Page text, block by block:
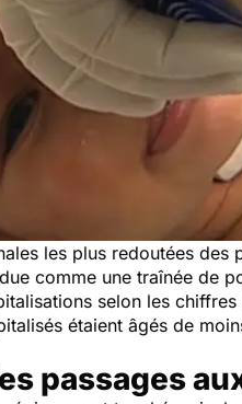
les plus redoutées des
comme une traînée de
selon les
étaient âgés de
passages